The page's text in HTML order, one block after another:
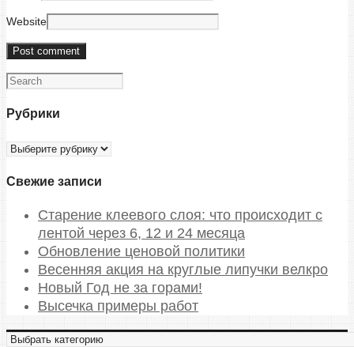
Website
Рубрики
Свежие записи
Старение клеевого слоя: что происходит с
лентой через 6, 12 и 24 месяца
Обновление ценовой политики
Весенняя акция на круглые липучки велкро
Новый Год не за горами!
Высечка примеры работ